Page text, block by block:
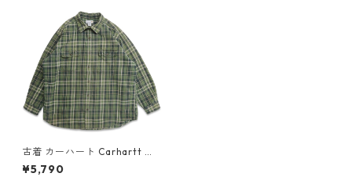
古着 カーハート Carhartt ネ
ルシャツ フランネル 長袖シャ
ツ チェック 表記：2XL gd4
¥5,790